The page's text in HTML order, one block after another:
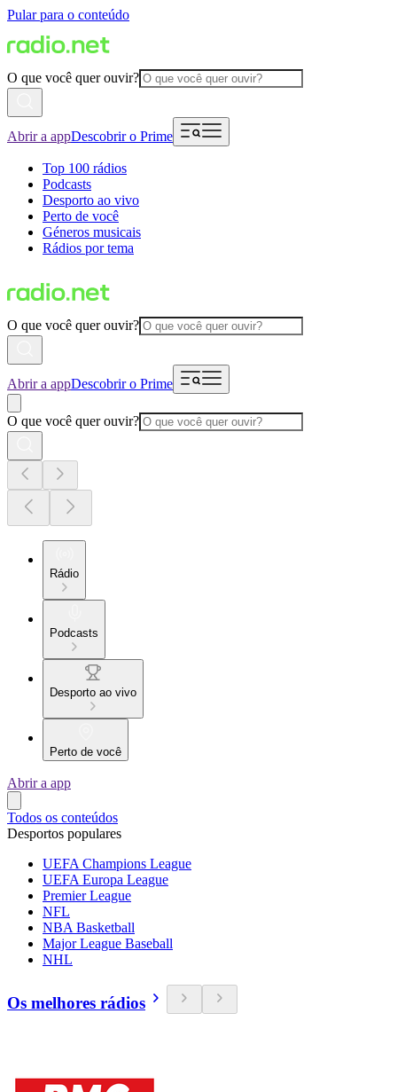
Pular para o conteúdo
O que você quer ouvir?
Abrir a appDescobrir o Prime
Top 100 rádios
Podcasts
Desporto ao vivo
Perto de você
Géneros musicais
Rádios por tema
O que você quer ouvir?
Abrir a appDescobrir o Prime
O que você quer ouvir?
Rádio
Podcasts
Desporto ao vivo
Perto de você
Abrir a app
Todos os conteúdos
Desportos populares
UEFA Champions League
UEFA Europa League
Premier League
NFL
NBA Basketball
Major League Baseball
NHL
Os melhores rádios